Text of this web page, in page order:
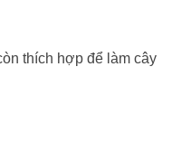
thích hợp để làm cây